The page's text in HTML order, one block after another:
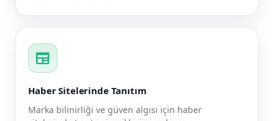
newspaper
Haber Sitelerinde Tanıtım
Marka bilinirliği ve güven algısı için haber